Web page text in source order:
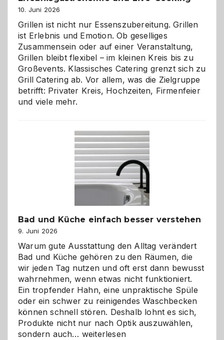
10. Juni 2026
Grillen ist nicht nur Essenszubereitung. Grillen
ist Erlebnis und Emotion. Ob geselliges
Zusammensein oder auf einer Veranstaltung,
Grillen bleibt flexibel – im kleinen Kreis bis zu
Großevents. Klassisches Catering grenzt sich zu
Grill Catering ab. Vor allem, was die Zielgruppe
betrifft: Privater Kreis, Hochzeiten, Firmenfeier
und viele mehr.
Bad und Küche einfach besser verstehen
9. Juni 2026
Warum gute Ausstattung den Alltag verändert
Bad und Küche gehören zu den Räumen, die
wir jeden Tag nutzen und oft erst dann bewusst
wahrnehmen, wenn etwas nicht funktioniert.
Ein tropfender Hahn, eine unpraktische Spüle
oder ein schwer zu reinigendes Waschbecken
können schnell stören. Deshalb lohnt es sich,
Produkte nicht nur nach Optik auszuwählen,
sondern auch… Bad
weiterlesen